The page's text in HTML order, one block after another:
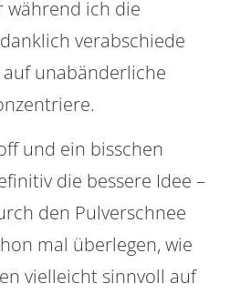
ich die
verabschiede
unabänderliche
und ein bisschen
die bessere Idee –
den Pulverschnee
mal überlegen, wie
vielleicht sinnvoll auf